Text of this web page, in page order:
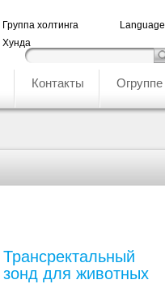
Контакты Огруппе
Группа холтинга
Хунда
Language
Трансректальный
зонд для животных